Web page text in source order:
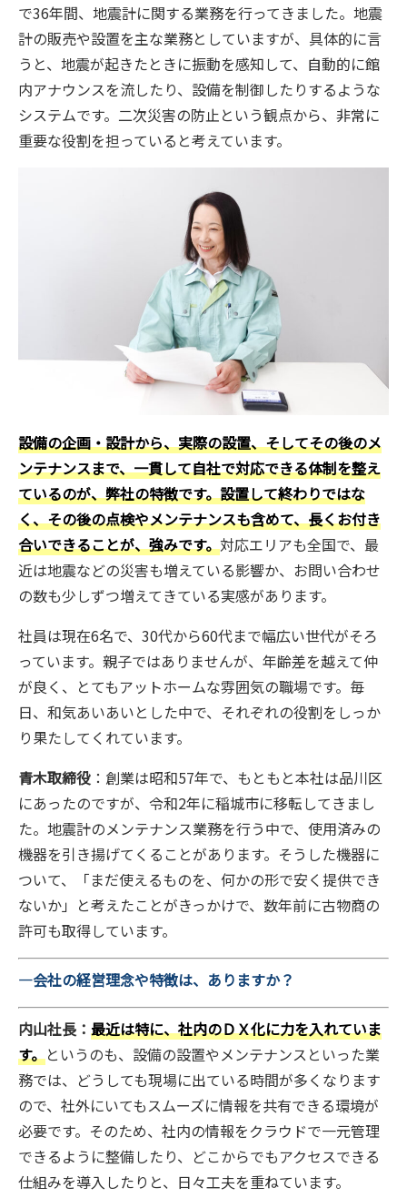
で36年間、地震計に関する業務を行ってきました。地震
計の販売や設置を主な業務としていますが、具体的に言
うと、地震が起きたときに振動を感知して、自動的に館
内アナウンスを流したり、設備を制御したりするような
システムです。二次災害の防止という観点から、非常に
重要な役割を担っていると考えています。
設備の企画・設計から、実際の設置、そしてその後のメ
ンテナンスまで、一貫して自社で対応できる体制を整え
ているのが、弊社の特徴です。設置して終わりではな
く、その後の点検やメンテナンスも含めて、長くお付き
合いできることが、強みです。対応エリアも全国で、最
近は地震などの災害も増えている影響か、お問い合わせ
の数も少しずつ増えてきている実感があります。
社員は現在6名で、30代から60代まで幅広い世代がそろ
っています。親子ではありませんが、年齢差を越えて仲
が良く、とてもアットホームな雰囲気の職場です。毎
日、和気あいあいとした中で、それぞれの役割をしっか
り果たしてくれています。
青木取締役 ：創業は昭和57年で、もともと本社は品川区
にあったのですが、令和2年に稲城市に移転してきまし
た。地震計のメンテナンス業務を行う中で、使用済みの
機器を引き揚げてくることがあります。そうした機器に
ついて、「まだ使えるものを、何かの形で安く提供でき
ないか」と考えたことがきっかけで、数年前に古物商の
許可も取得しています。
―会社の経営理念や特徴は、ありますか？
内山社長： 最近は特に、社内のＤＸ化に力を入れていま
す。というのも、設備の設置やメンテナンスといった業
務では、どうしても現場に出ている時間が多くなります
ので、社外にいてもスムーズに情報を共有できる環境が
必要です。そのため、社内の情報をクラウドで一元管理
できるように整備したり、どこからでもアクセスできる
仕組みを導入したりと、日々工夫を重ねています。